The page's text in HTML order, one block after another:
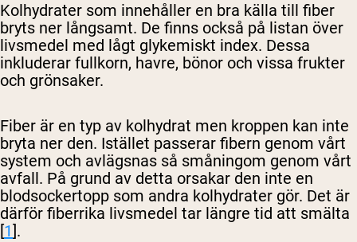
Kolhydrater som innehåller en bra källa till fiber
bryts ner långsamt. De finns också på listan över
livsmedel med lågt glykemiskt index. Dessa
inkluderar fullkorn, havre, bönor och vissa frukter
och grönsaker.
Fiber är en typ av kolhydrat men kroppen kan inte
bryta ner den. Istället passerar fibern genom vårt
system och avlägsnas så småningom genom vårt
avfall. På grund av detta orsakar den inte en
blodsockertopp som andra kolhydrater gör. Det är
därför fiberrika livsmedel tar längre tid att smälta
[1].